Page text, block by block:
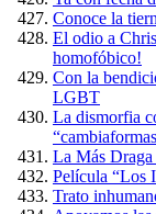
Conoce la
El odio a
homofóbico!
Con la
LGBT
La dismorfia
La Más
Película “Los
Trato